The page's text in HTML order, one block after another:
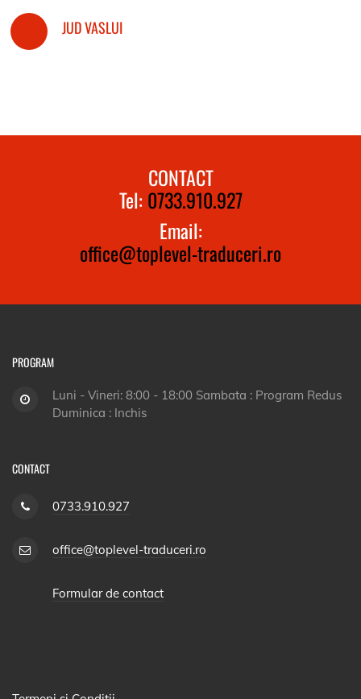
JUD VASLUI
CONTACT
Tel: 0733.910.927
Email:
office@toplevel-traduceri.ro
PROGRAM
Luni - Vineri: 8:00 - 18:00 Sambata : Program Redus
Duminica : Inchis
CONTACT
0733.910.927
office@toplevel-traduceri.ro
Formular de contact